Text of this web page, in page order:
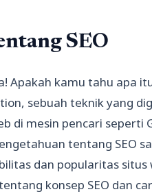
SEO
Apakah kamu tahu apa
sebuah teknik yang
di mesin pencari seperti
tentang SEO
dan popularitas
konsep SEO dan